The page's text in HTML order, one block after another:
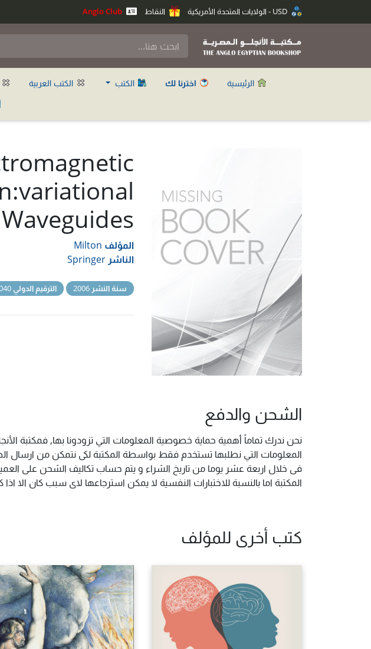
النقاط
الرئيسية اخترنا لك الكتب الكتب العربية
المؤلف Milton
الناشر Springer
سنة النشر الترقيم الدولي
الشحن والدفع
نحن ندرك تماماً أهمية حماية خصوصية المعلومات التي تزودونا بها, فمكتبة
المعلومات التي نطلبها تستخدم فقط بواسطة المكتبة لكى نتمكن من ارسال
فى خلال اربعة عشر يوما من تاريخ الشراء و يتم حساب تكاليف الشحن على
المكتبة اما بالنسبة للاختبارات النفسية لا يمكن استرجاعها لاى سبب كان
كتب أخرى للمؤلف